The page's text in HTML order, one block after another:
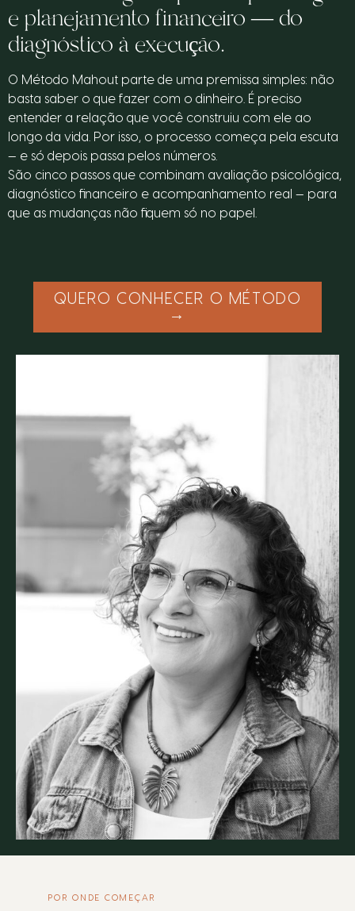
e planejamento financeiro — do
diagnóstico à execução.
O Método Mahout parte de uma premissa simples: não
basta saber o que fazer com o dinheiro. É preciso
entender a relação que você construiu com ele ao
longo da vida. Por isso, o processo começa pela escuta
— e só depois passa pelos números.
São cinco passos que combinam avaliação psicológica,
diagnóstico financeiro e acompanhamento real — para
que as mudanças não fiquem só no papel.
QUERO CONHECER O MÉTODO
→
POR ONDE COMEÇAR